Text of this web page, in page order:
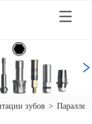
зубов >